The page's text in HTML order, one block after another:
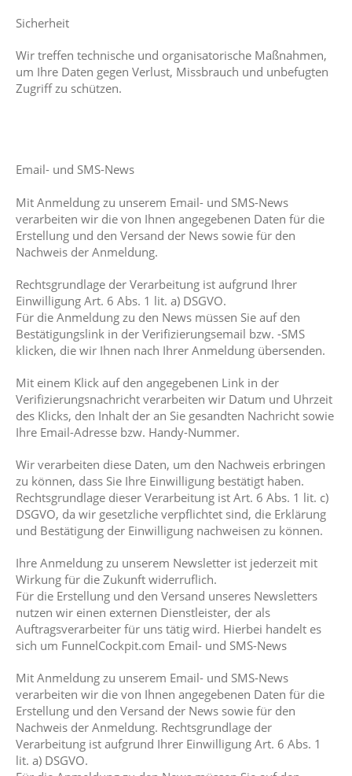
Sicherheit
Wir treffen technische und organisatorische Maßnahmen,
um Ihre Daten gegen Verlust, Missbrauch und unbefugten
Zugriff zu schützen.
Email- und SMS-News
Mit Anmeldung zu unserem Email- und SMS-News
verarbeiten wir die von Ihnen angegebenen Daten für die
Erstellung und den Versand der News sowie für den
Nachweis der Anmeldung.
Rechtsgrundlage der Verarbeitung ist aufgrund Ihrer
Einwilligung Art. 6 Abs. 1 lit. a) DSGVO.
Für die Anmeldung zu den News müssen Sie auf den
Bestätigungslink in der Verifizierungsemail bzw. -SMS
klicken, die wir Ihnen nach Ihrer Anmeldung übersenden.
Mit einem Klick auf den angegebenen Link in der
Verifizierungsnachricht verarbeiten wir Datum und Uhrzeit
des Klicks, den Inhalt der an Sie gesandten Nachricht sowie
Ihre Email-Adresse bzw. Handy-Nummer.
Wir verarbeiten diese Daten, um den Nachweis erbringen
zu können, dass Sie Ihre Einwilligung bestätigt haben.
Rechtsgrundlage dieser Verarbeitung ist Art. 6 Abs. 1 lit. c)
DSGVO, da wir gesetzliche verpflichtet sind, die Erklärung
und Bestätigung der Einwilligung nachweisen zu können.
Ihre Anmeldung zu unserem Newsletter ist jederzeit mit
Wirkung für die Zukunft widerruflich.
Für die Erstellung und den Versand unseres Newsletters
nutzen wir einen externen Dienstleister, der als
Auftragsverarbeiter für uns tätig wird. Hierbei handelt es
sich um FunnelCockpit.com Email- und SMS-News
Mit Anmeldung zu unserem Email- und SMS-News
verarbeiten wir die von Ihnen angegebenen Daten für die
Erstellung und den Versand der News sowie für den
Nachweis der Anmeldung. Rechtsgrundlage der
Verarbeitung ist aufgrund Ihrer Einwilligung Art. 6 Abs. 1
lit. a) DSGVO.